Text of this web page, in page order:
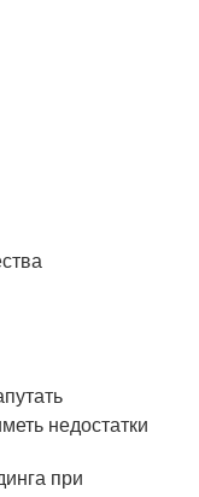
недостатки
при